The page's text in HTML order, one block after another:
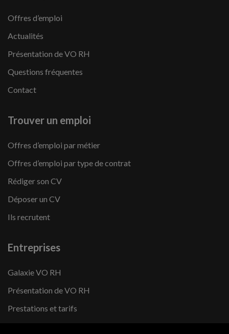
Offres d’emploi
Actualités
Présentation de VO RH
Questions fréquentes
Contact
Trouver un emploi
Offres d’emploi par métier
Offres d’emploi par type de contrat
Rédiger son CV
Déposer un CV
Ils recrutent
Entreprises
Galaxie VO RH
Présentation de VO RH
Prestations et tarifs